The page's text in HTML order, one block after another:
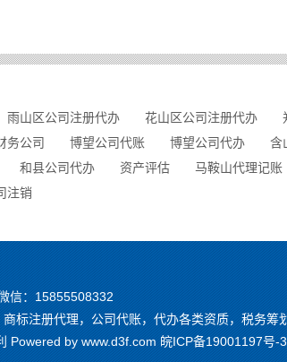
雨山区公司注册代办 花山区公司注册代办
务公司 博望公司代账 博望公司代办 含
和县公司代办 资产评估 马鞍山代理记账
注销
信：15855508332
标注册代理，公司代账，代办各类资质，税务筹
Powered by www.d3f.com 皖ICP备19001197号-3